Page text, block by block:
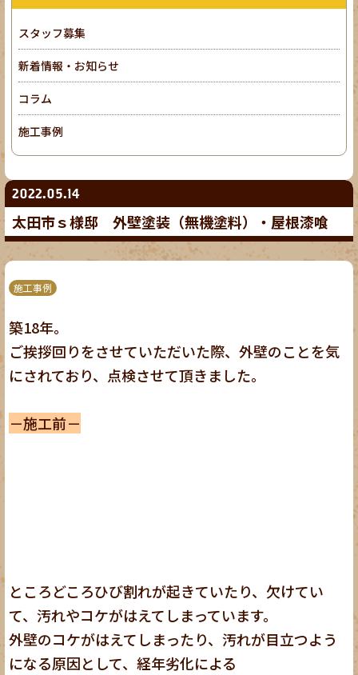
2022.05.14
太田市ｓ様邸 外壁塗装（無機塗料）・屋根漆喰
施工事例
築18年。
ご挨拶回りをさせていただいた際、外壁のことを気
にされており、点検させて頂きました。
－施工前－
ところどころひび割れが起きていたり、欠けてい
て、汚れやコケがはえてしまっています。
外壁のコケがはえてしまったり、汚れが目立つよう
になる原因として、経年劣化による
スタッフ募集
新着情報・お知らせ
コラム
施工事例